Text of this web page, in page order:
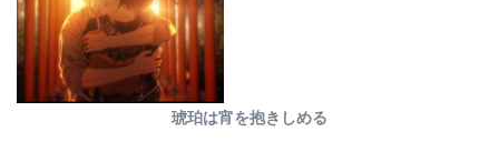
琥珀は宵を抱きしめる